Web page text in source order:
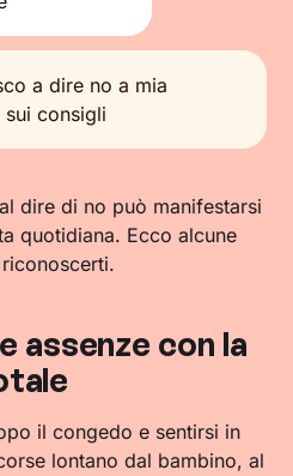
a dire no a mia
sui consigli
dire di no può manifestarsi
quotidiana. Ecco alcune
assenze con la
il congedo e sentirsi in
lontano dal bambino, al